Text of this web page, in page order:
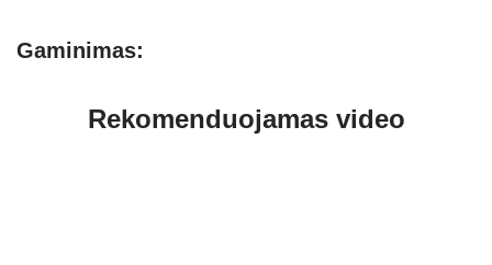
Gaminimas:
Rekomenduojamas video